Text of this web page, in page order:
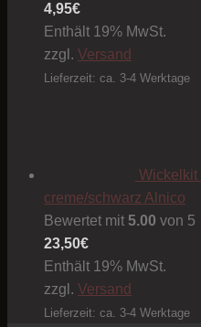
4,95€
Enthält 19% MwSt.
zzgl. Versand
Lieferzeit: ca. 3-4 Werktage
Wickelkit
creme/schwarz Alnico
Bewertet mit 5.00 von 5
23,50€
Enthält 19% MwSt.
zzgl. Versand
Lieferzeit: ca. 3-4 Werktage